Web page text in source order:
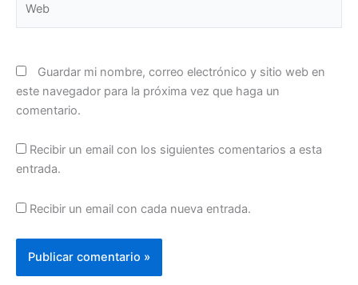
Guardar mi nombre, correo electrónico y sitio web en
este navegador para la próxima vez que haga un
comentario.
Recibir un email con los siguientes comentarios a esta
entrada.
Recibir un email con cada nueva entrada.